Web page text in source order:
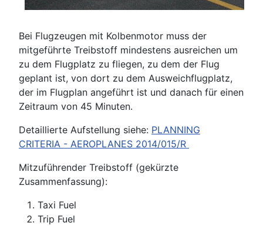
Bei Flugzeugen mit Kolbenmotor muss der
mitgeführte Treibstoff mindestens ausreichen um
zu dem Flugplatz zu fliegen, zu dem der Flug
geplant ist, von dort zu dem Ausweichflugplatz,
der im Flugplan angeführt ist und danach für einen
Zeitraum von 45 Minuten.
Detaillierte Aufstellung siehe: PLANNING
CRITERIA - AEROPLANES 2014/015/R
Mitzuführender Treibstoff (gekürzte
Zusammenfassung):
Taxi Fuel
Trip Fuel